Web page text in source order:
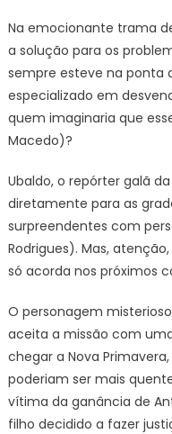
Na emocionante trama
a solução para os
sempre esteve na ponta
especializado em
quem imaginaria que
Macedo)?
Ubaldo, o repórter galã
diretamente para as
surpreendentes com
Rodrigues). Mas,
só acorda nos próximos
O personagem
aceita a missão com
chegar a Nova
poderiam ser mais
vítima da ganância de
filho decidido a fazer